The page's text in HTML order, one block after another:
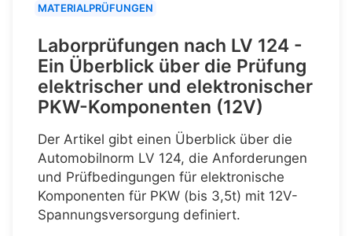
MATERIALPRÜFUNGEN
Laborprüfungen nach LV 124 -
Ein Überblick über die Prüfung
elektrischer und elektronischer
PKW-Komponenten (12V)
Der Artikel gibt einen Überblick über die
Automobilnorm LV 124, die Anforderungen
und Prüfbedingungen für elektronische
Komponenten für PKW (bis 3,5t) mit 12V-
Spannungsversorgung definiert.